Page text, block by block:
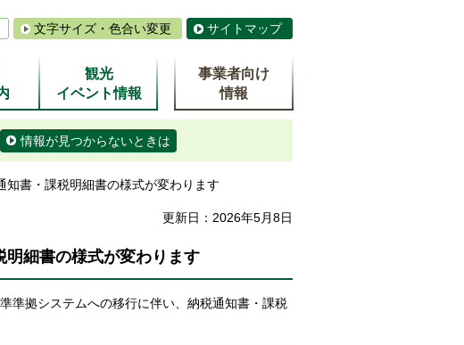
文字サイズ・色合い変更 サイトマップ
観光
イベント情報
事業者向け
情報
情報が見つからないときは
書・課税明細書の様式が変わります
更新日：2026年5月8日
明細書の様式が変わります
準拠システムへの移行に伴い、納税通知書・課税